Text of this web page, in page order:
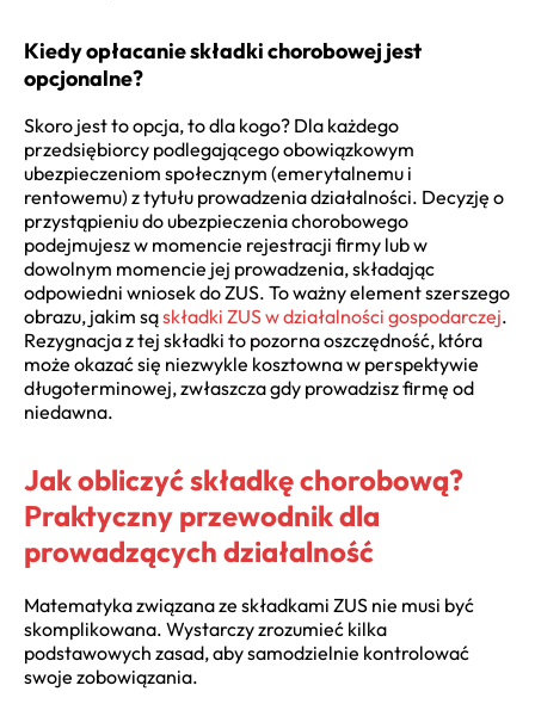
Kiedy opłacanie składki chorobowej jest
opcjonalne?
Skoro jest to opcja, to dla kogo? Dla każdego
przedsiębiorcy podlegającego obowiązkowym
ubezpieczeniom społecznym (emerytalnemu i
rentowemu) z tytułu prowadzenia działalności. Decyzję o
przystąpieniu do ubezpieczenia chorobowego
podejmujesz w momencie rejestracji firmy lub w
dowolnym momencie jej prowadzenia, składając
odpowiedni wniosek do ZUS. To ważny element szerszego
obrazu, jakim sąskładki ZUS w działalności gospodarczej.
Rezygnacja z tej składki to pozorna oszczędność, która
może okazać się niezwykle kosztowna w perspektywie
długoterminowej, zwłaszcza gdy prowadzisz firmę od
niedawna.
Jak obliczyć składkę chorobową?
Praktyczny przewodnik dla
prowadzących działalność
Matematyka związana ze składkami ZUS nie musi być
skomplikowana. Wystarczy zrozumieć kilka
podstawowych zasad, aby samodzielnie kontrolować
swoje zobowiązania.